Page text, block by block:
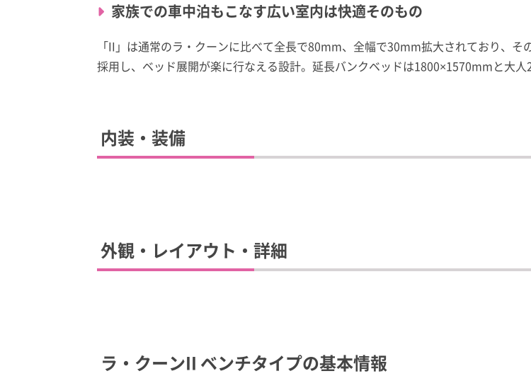
家族での車中泊もこなす広い室内は快適そのもの
「II」は通常のラ・クーンに比べて全長で80mm、全幅で30mm拡大されており、
採用し、ベッド展開が楽に行なえる設計。延長バンクベッドは1800×1570mmと大人
内装・装備
外観・レイアウト・詳細
ラ・クーンII ベンチタイプの基本情報